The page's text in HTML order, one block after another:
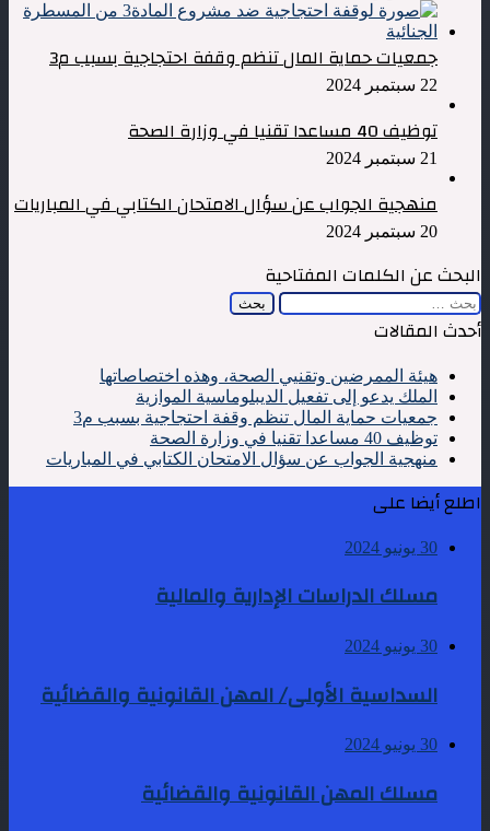
جمعيات حماية المال تنظم وقفة احتجاجية بسبب م3
22 سبتمبر 2024
توظيف 40 مساعدا تقنيا في وزارة الصحة
21 سبتمبر 2024
منهجية الجواب عن سؤال الامتحان الكتابي في المباريات
20 سبتمبر 2024
البحث عن الكلمات المفتاحية
البحث
عن:
أحدث المقالات
هيئة الممرضين وتقنيي الصحة، وهذه اختصاصاتها
الملك يدعو إلى تفعيل الديبلوماسية الموازية
جمعيات حماية المال تنظم وقفة احتجاجية بسبب م3
توظيف 40 مساعدا تقنيا في وزارة الصحة
منهجية الجواب عن سؤال الامتحان الكتابي في المباريات
اطلع أيضا على
30 يونيو 2024
مسلك الدراسات الإدارية والمالية
30 يونيو 2024
السداسية الأولى/ المهن القانونية والقضائية
30 يونيو 2024
مسلك المهن القانونية والقضائية